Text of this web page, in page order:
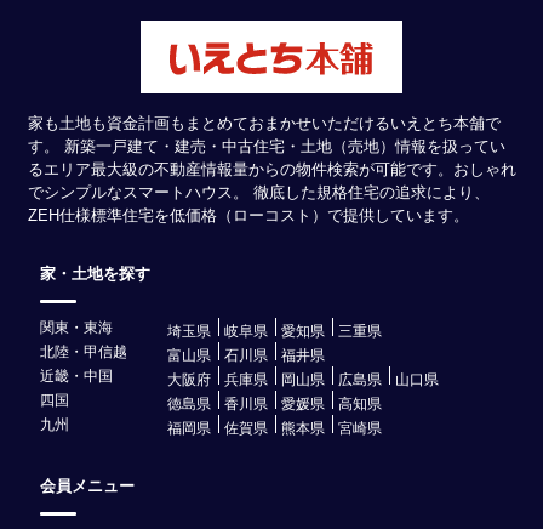
家も土地も資金計画もまとめておまかせいただけるいえとち本舗で
す。 新築一戸建て・建売・中古住宅・土地（売地）情報を扱ってい
るエリア最大級の不動産情報量からの物件検索が可能です。おしゃれ
でシンプルなスマートハウス。 徹底した規格住宅の追求により、
ZEH仕様標準住宅を低価格（ローコスト）で提供しています。
家・土地を探す
関東・東海 埼玉県 岐阜県 愛知県
三重県
北陸・甲信越
富山県 石川県
福井県
近畿・中国
大阪府 兵庫県 岡山県 広島県
山口県
四国
徳島県 香川県 愛媛県
高知県
九州
福岡県 佐賀県 熊本県 宮崎県
会員メニュー